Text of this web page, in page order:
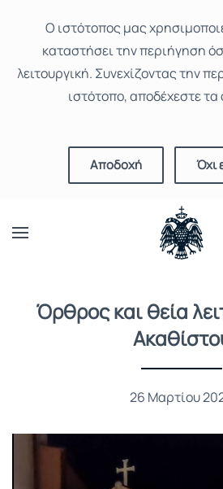
Ο ιστότοπoς μας
καταστήσει την περιήγηση
λειτουργική. Συνεχίζοντας την
ιστότοπο, αποδέχεστε
Αποδοχή Όχι
Όρθρος και θεία
26 Μαρτίου